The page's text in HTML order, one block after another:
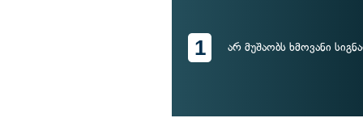
1 არ მუშაობს ხმოვანი